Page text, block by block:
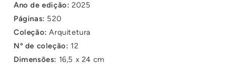
Ano de edição: 2025
Páginas: 520
Coleção: Arquitetura
Nº de coleção: 12
Dimensões: 16,5 x 24 cm